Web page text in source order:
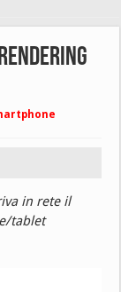
rendering
in rete il
tablet